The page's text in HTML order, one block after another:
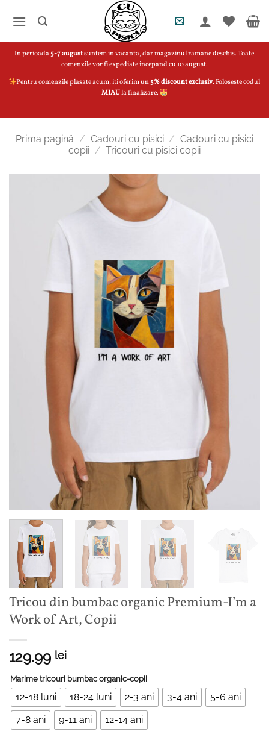
In perioada5-7 augustsuntem in vacanta, dar magazinul ramane deschis. Toate
comenzile vor fi expediate incepand cu 10 august.
Pentru comenzile plasate acum, iti oferim un5% discount exclusiv. Foloseste codul
MIAUla finalizare.
Prima pagină / Cadouri cu pisici / Cadouri cu pisici
copii / Tricouri cu pisici copii
Tricou din bumbac organic Premium-I’m a
Work of Art, Copii
129.99 lei
Marime tricouri bumbac organic-copii
12-18 luni 18-24 luni 2-3 ani 3-4 ani
5-6 ani
7-8 ani
9-11 ani 12-14 ani